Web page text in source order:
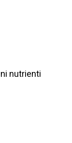
nutrienti